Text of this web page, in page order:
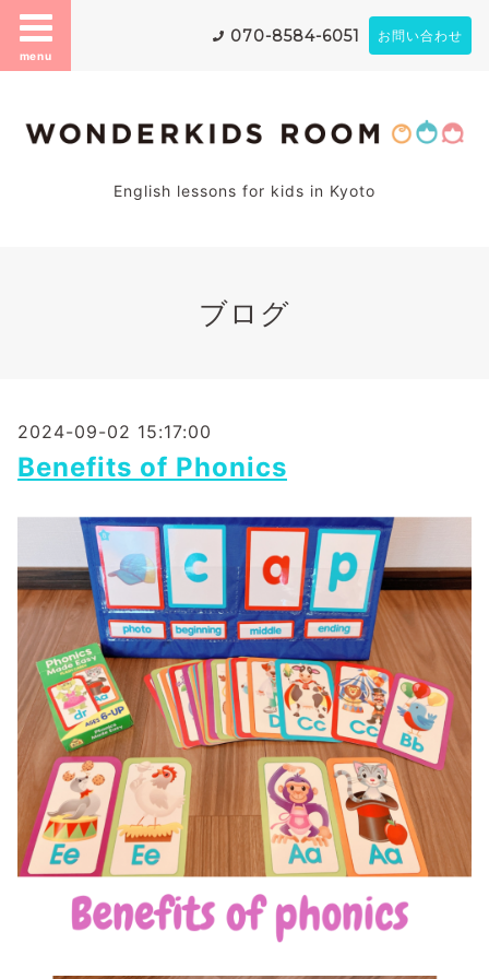
menu
070-8584-6051 お問い合わせ
English lessons for kids in Kyoto
ブログ
2024-09-02 15:17:00
Benefits of Phonics